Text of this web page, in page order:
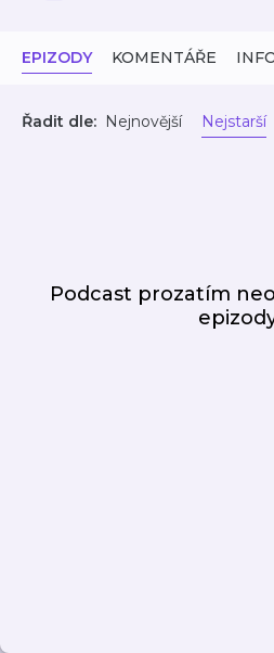
EPIZODY KOMENTÁŘE
Řadit dle: Nejnovější Nejstarší
Podcast prozatím